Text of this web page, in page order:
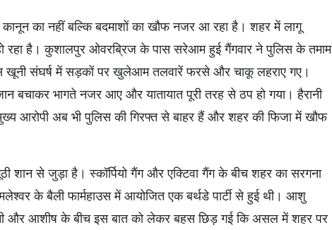
कानून का नहीं बल्कि बदमाशों का खौफ नजर आ रहा है। शहर में लागू
रहा है। कुशालपुर ओवरब्रिज के पास सरेआम हुई गैंगवार ने पुलिस के तमाम
खूनी संघर्ष में सड़कों पर खुलेआम तलवारें फरसे और चाकू लहराए गए।
बचाकर भागते नजर आए और यातायात पूरी तरह से ठप हो गया। हैरानी
आरोपी अब भी पुलिस की गिरफ्त से बाहर हैं और शहर की फिजा में खौफ
शान से जुड़ा है। स्कॉर्पियो गैंग और एक्टिवा गैंग के बीच शहर का सरगना
के बैली फार्महाउस में आयोजित एक बर्थडे पार्टी से हुई थी। आशु
और आशीष के बीच इस बात को लेकर बहस छिड़ गई कि असल में शहर पर